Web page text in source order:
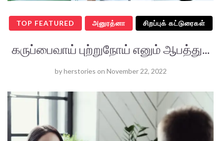
TOP FEATURED அனுரத்னா சிறப்புக் கட்டுரைகள்
கருப்பைவாய் புற்றுநோய் எனும் ஆபத்து...
byherstories on November 22, 2022